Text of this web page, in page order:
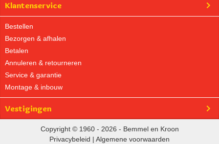
Klantenservice
Bestellen
Bezorgen & afhalen
Betalen
Annuleren & retourneren
Service & garantie
Montage & inbouw
Vestigingen
Copyright © 1960 - 2026 - Bemmel en Kroon
Privacybeleid | Algemene voorwaarden